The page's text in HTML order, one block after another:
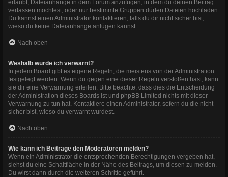
erlaubt, Dateianhänge in dem Forum anzufügen, in dem du deinen Beitrag
verfassen möchtest, oder nur bestimmte Gruppen dürfen Dateien hochladen.
Du kannst einen Administrator kontaktieren, falls du dir nicht sicher bist,
wieso du keine Dateianhänge anfügen kannst.
Nach oben
Weshalb wurde ich verwarnt?
In jedem Board gibt es eigene Regeln, die meistens von der Administration
festgelegt werden. Wenn du gegen eine dieser Regeln verstoßen hast, kann
sie dir eine Verwarnung erteilen. Bitte beachte, dass dies die Entscheidung
der Administration dieses Boards ist und phpBB Limited nichts mit dieser
Verwarnung zu tun hat. Kontaktiere einen Administrator, sofern du die nicht
sicher bist, wieso du verwarnt wurdest.
Nach oben
Wie kann ich Beiträge den Moderatoren melden?
Wenn ein Administrator die entsprechenden Berechtigungen vergeben hat,
siehst du eine Schaltfläche in der Nähe des Beitrags, um diesen zu melden.
Du wirst dann durch die weiteren Schritte geführt.